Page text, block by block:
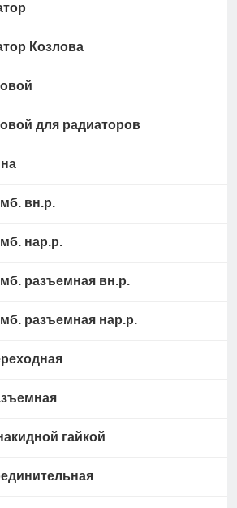
Козлова
для радиаторов
вн.р.
нар.р.
разъемная вн.р.
разъемная нар.р.
гайкой